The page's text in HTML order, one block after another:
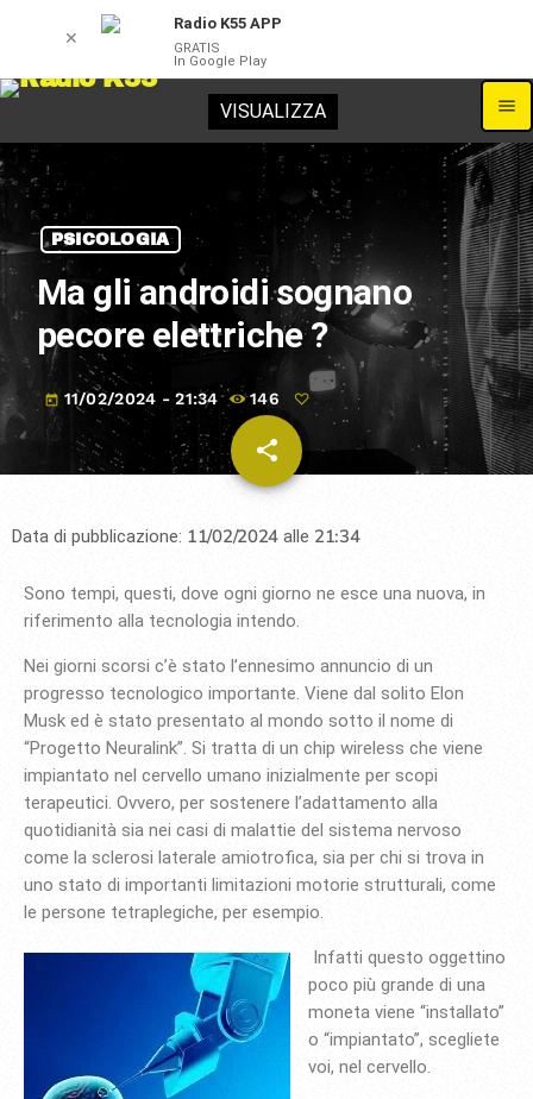
menu
PSICOLOGIA
Ma gli androidi sognano
pecore elettriche ?
today 11/02/2024 - 21:34 146
share
email
Data di pubblicazione: 11/02/2024 alle 21:34
Sono tempi, questi, dove ogni giorno ne esce una nuova, in
riferimento alla tecnologia intendo.
Nei giorni scorsi c’è stato l’ennesimo annuncio di un
progresso tecnologico importante. Viene dal solito Elon
Musk ed è stato presentato al mondo sotto il nome di
“Progetto Neuralink”. Si tratta di un chip wireless che viene
impiantato nel cervello umano inizialmente per scopi
terapeutici. Ovvero, per sostenere l’adattamento alla
quotidianità sia nei casi di malattie del sistema nervoso
come la sclerosi laterale amiotrofica, sia per chi si trova in
uno stato di importanti limitazioni motorie strutturali, come
le persone tetraplegiche, per esempio.
Infatti questo oggettino
poco più grande di una
moneta viene “installato”
o “impiantato”, scegliete
voi, nel cervello.
✕
Radio K55 APP
GRATIS
In Google Play
VISUALIZZA